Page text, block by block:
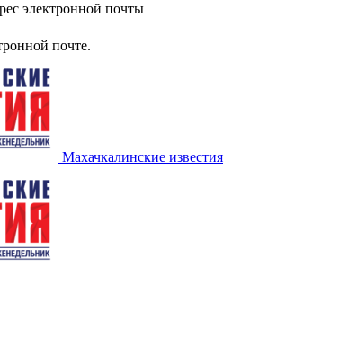
электронной почты
почте.
Махачкалинские известия